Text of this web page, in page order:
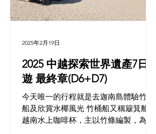
2025 中越探索世界遺產7日
遊 最終章(D6+D7)
今天唯一的行程就是去迦南島體驗竹桶
船及欣賞水椰風光 竹桶船又稱簸箕船、
越南水上咖啡杯，主以竹條編製，為當
2025年2月19日